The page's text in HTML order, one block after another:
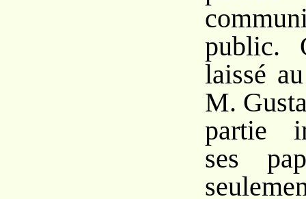
public.
laissé
M.
partie
ses